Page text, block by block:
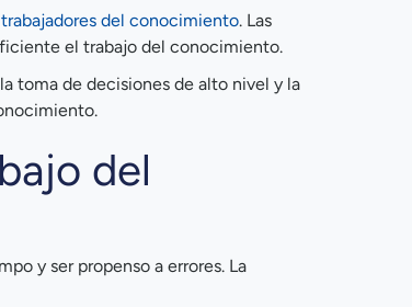
del conocimiento. Las
el trabajo del conocimiento.
toma de decisiones de alto nivel y la
del
y ser propenso a errores. La